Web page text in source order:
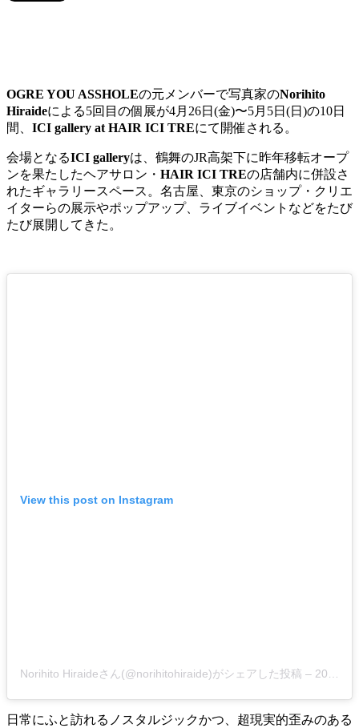
OGRE YOU ASSHOLEの元メンバーで写真家のNorihito
Hiraideによる5回目の個展が4月26日(金)〜5月5日(日)の10日
間、 ICI gallery at HAIR ICI TREにて開催される。
会場となるICI galleryは、鶴舞のJR高架下に昨年移転オープ
ンを果たしたヘアサロン・ HAIR ICI TREの店舗内に併設さ
れたギャラリースペース。名古屋、東京のショップ・クリエ
イターらの展示やポップアップ、ライブイベントなどをたび
たび展開してきた。
View this post on Instagram
Norihito Hiraideさん(@norihitohiraide)がシェアした投稿 – 2019年 1月月17日午前5時22分PST
日常にふと訪れるノスタルジックかつ、超現実的歪みのある